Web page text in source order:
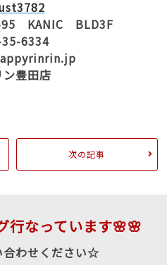
KANIC BLD3F
6334
ン豊田店
次の記事
行なっています🌸🌸
合わせください☆